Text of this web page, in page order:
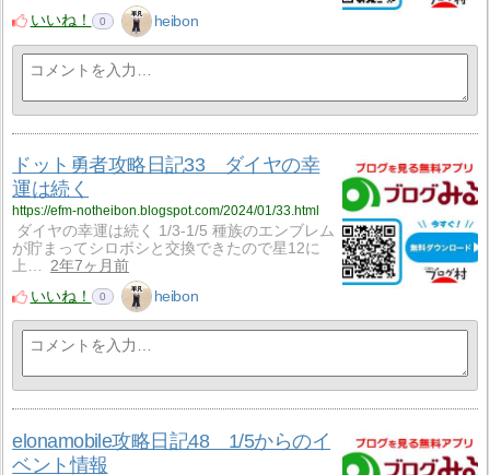
いいね！
0 heibon
ドット勇者攻略日記33 ダイヤの幸
運は続く
https://efm-notheibon.blogspot.com/2024/01/33.html
ダイヤの幸運は続く 1/3-1/5 種族のエンブレム
が貯まってシロボシと交換できたので星12に
上…
2年7ヶ月前
いいね！
0 heibon
elonamobile攻略日記48 1/5からのイ
ベント情報